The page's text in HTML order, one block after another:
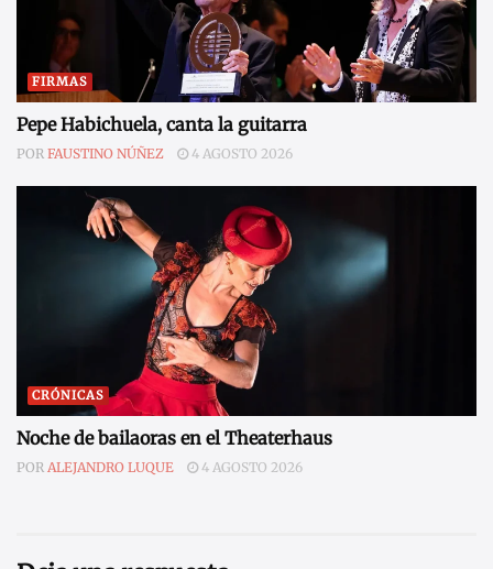
FIRMAS
Pepe Habichuela, canta la guitarra
POR FAUSTINO NÚÑEZ 4 AGOSTO 2026
CRÓNICAS
Noche de bailaoras en el Theaterhaus
POR ALEJANDRO LUQUE 4 AGOSTO 2026